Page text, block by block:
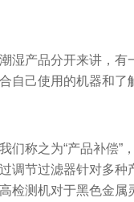
湿产品分开来讲，有
自己使用的机器和了
们称之为“产品补偿”
调节过滤器针对多
检测机对于黑色金属